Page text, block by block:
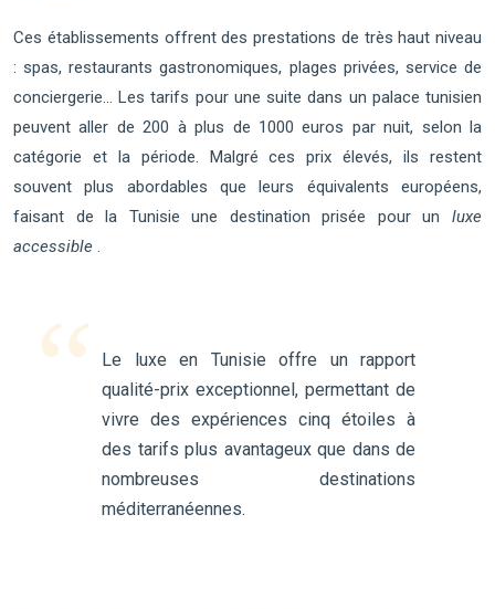
Ces établissements offrent des prestations de très haut niveau
: spas, restaurants gastronomiques, plages privées, service de
conciergerie… Les tarifs pour une suite dans un palace tunisien
peuvent aller de 200 à plus de 1000 euros par nuit, selon la
catégorie et la période. Malgré ces prix élevés, ils restent
souvent plus abordables que leurs équivalents européens,
faisant de la Tunisie une destination prisée pour un luxe
accessible .
Le luxe en Tunisie offre un rapport
qualité-prix exceptionnel, permettant de
vivre des expériences cinq étoiles à
des tarifs plus avantageux que dans de
nombreuses destinations
méditerranéennes.